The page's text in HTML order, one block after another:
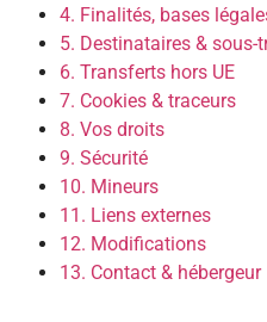
4. Finalités, bases
5. Destinataires & sous-
6. Transferts hors UE
7. Cookies & traceurs
8. Vos droits
9. Sécurité
10. Mineurs
11. Liens externes
12. Modifications
13. Contact & hébergeur